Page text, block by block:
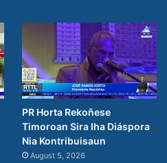
PR Horta Rekoñese
Timoroan Sira Iha Diáspora
Nia Kontribuisaun
August 5, 2026